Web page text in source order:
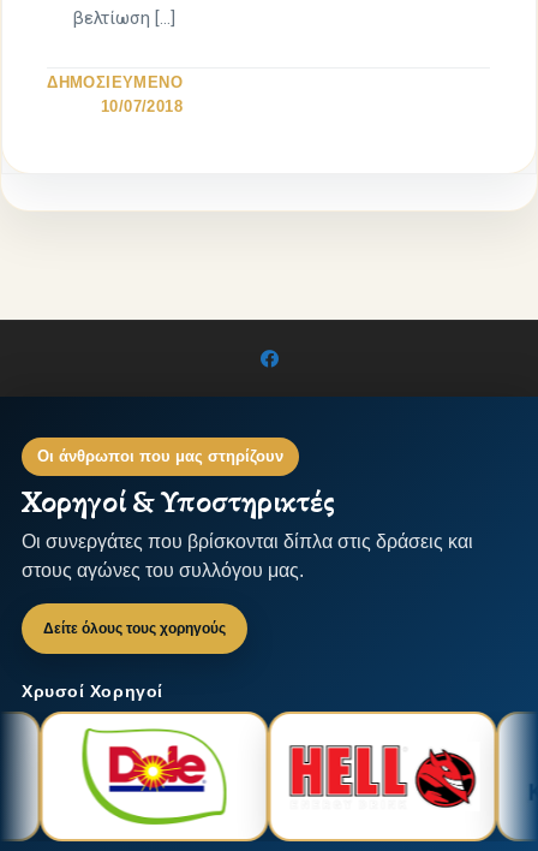
βελτίωση […]
ΔΗΜΟΣΙΕΥΜΕΝΟ
10/07/2018
Οι άνθρωποι που μας στηρίζουν
Χορηγοί & Υποστηρικτές
Οι συνεργάτες που βρίσκονται δίπλα στις δράσεις και
στους αγώνες του συλλόγου μας.
Δείτε όλους τους χορηγούς
Χρυσοί Χορηγοί